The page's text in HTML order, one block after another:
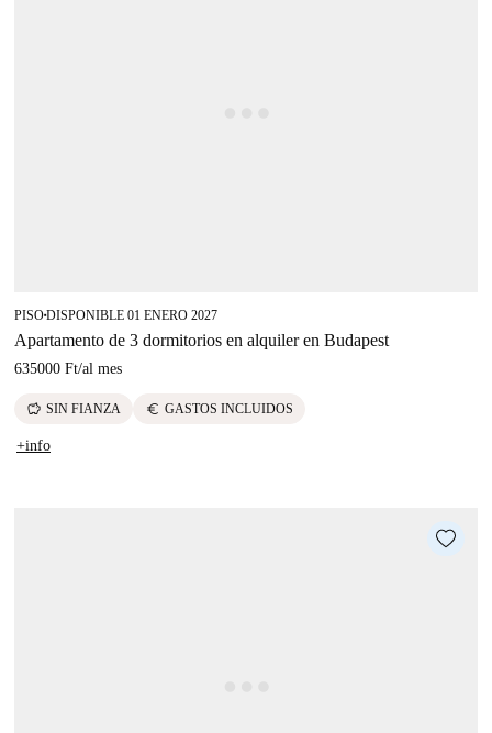
PISO■DISPONIBLE 01 ENERO 2027
Apartamento de 3 dormitorios en alquiler en Budapest
635000 Ft/al mes
savings SIN FIANZA euro GASTOS INCLUIDOS
+info